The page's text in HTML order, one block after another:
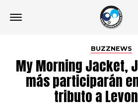
BUZZNEWS
My Morning Jacket,
más participarán
tributo a